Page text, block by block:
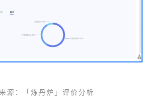
源： 「 炼丹炉」 评价分析